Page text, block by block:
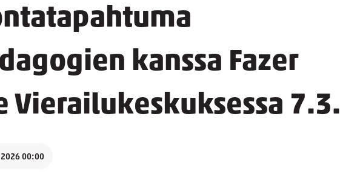
kanssa Fazer
Vierailukeskuksessa 7.3.
00:00